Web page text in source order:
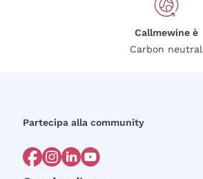
Callmewine è
Carbon neutral
Partecipa alla community